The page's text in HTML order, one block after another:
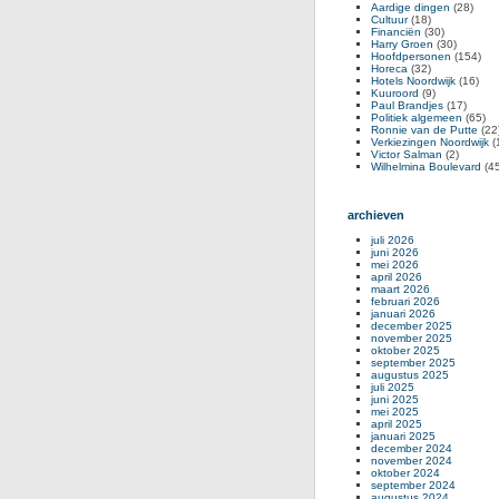
Aardige dingen (28)
Cultuur(18)
Financiën (30)
Harry Groen (30)
Hoofdpersonen (154)
Horeca (32)
Hotels Noordwijk (16)
Kuuroord (9)
Paul Brandjes (17)
Politiek algemeen (65)
Ronnie van de Putte
Verkiezingen Noordwijk
Victor Salman (2)
Wilhelmina Boulevard
archieven
juli 2026
juni 2026
mei 2026
april 2026
maart 2026
februari 2026
januari 2026
december 2025
november 2025
oktober 2025
september 2025
augustus 2025
juli 2025
juni 2025
mei 2025
april 2025
januari 2025
december 2024
november 2024
oktober 2024
september 2024